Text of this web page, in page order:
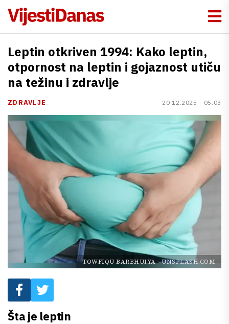
Leptin otkriven 1994: Kako leptin,
otpornost na leptin i gojaznost utiču
na težinu i zdravlje
ZDRAVLJE 20.12.2025 - 05:03
TOWFIQU BARBHUIYA-UNSPLASH.COM
Šta je leptin